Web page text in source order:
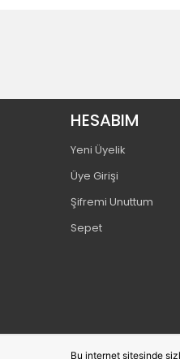
HESABIM
Yeni Üyelik
Üye Girişi
Şifremi Unuttum
Sepet
Bu internet sitesinde